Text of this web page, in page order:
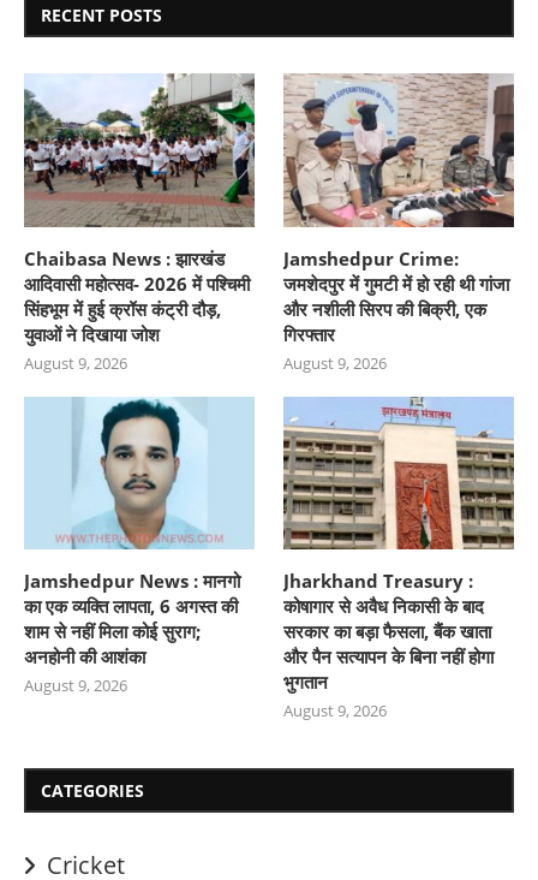
RECENT POSTS
Chaibasa News : झारखंड
आदिवासी महोत्सव- 2026 में पश्चिमी
सिंहभूम में हुई क्रॉस कंट्री दौड़,
युवाओं ने दिखाया जोश
August 9, 2026
Jamshedpur Crime:
जमशेदपुर में गुमटी में हो रही थी गांजा
और नशीली सिरप की बिक्री, एक
गिरफ्तार
August 9, 2026
Jamshedpur News : मानगो
का एक व्यक्ति लापता, 6 अगस्त की
शाम से नहीं मिला कोई सुराग;
अनहोनी की आशंका
August 9, 2026
Jharkhand Treasury :
कोषागार से अवैध निकासी के बाद
सरकार का बड़ा फैसला, बैंक खाता
और पैन सत्यापन के बिना नहीं होगा
भुगतान
August 9, 2026
CATEGORIES
Cricket